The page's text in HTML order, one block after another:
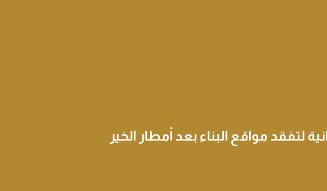
لتفقد مواقع البناء بعد أمطار الخير